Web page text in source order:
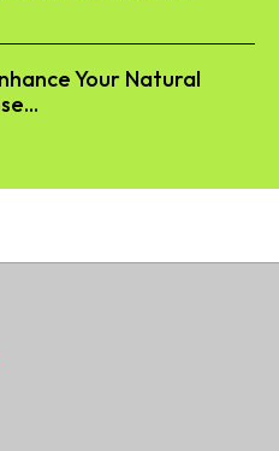
Your Natural